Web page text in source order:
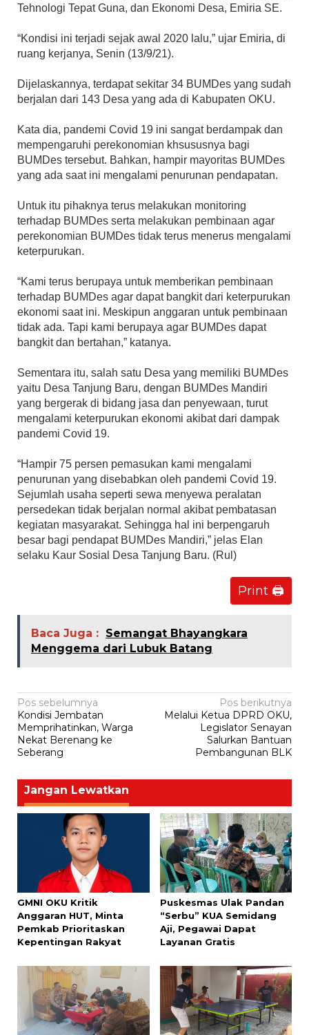
Tehnologi Tepat Guna, dan Ekonomi Desa, Emiria SE.
“Kondisi ini terjadi sejak awal 2020 lalu,” ujar Emiria, di
ruang kerjanya, Senin (13/9/21).
Dijelaskannya, terdapat sekitar 34 BUMDes yang sudah
berjalan dari 143 Desa yang ada di Kabupaten OKU.
Kata dia, pandemi Covid 19 ini sangat berdampak dan
mempengaruhi perekonomian khsususnya bagi
BUMDes tersebut. Bahkan, hampir mayoritas BUMDes
yang ada saat ini mengalami penurunan pendapatan.
Untuk itu pihaknya terus melakukan monitoring
terhadap BUMDes serta melakukan pembinaan agar
perekonomian BUMDes tidak terus menerus mengalami
keterpurukan.
“Kami terus berupaya untuk memberikan pembinaan
terhadap BUMDes agar dapat bangkit dari keterpurukan
ekonomi saat ini. Meskipun anggaran untuk pembinaan
tidak ada. Tapi kami berupaya agar BUMDes dapat
bangkit dan bertahan,” katanya.
Sementara itu, salah satu Desa yang memiliki BUMDes
yaitu Desa Tanjung Baru, dengan BUMDes Mandiri
yang bergerak di bidang jasa dan penyewaan, turut
mengalami keterpurukan ekonomi akibat dari dampak
pandemi Covid 19.
“Hampir 75 persen pemasukan kami mengalami
penurunan yang disebabkan oleh pandemi Covid 19.
Sejumlah usaha seperti sewa menyewa peralatan
persedekan tidak berjalan normal akibat pembatasan
kegiatan masyarakat. Sehingga hal ini berpengaruh
besar bagi pendapat BUMDes Mandiri,” jelas Elan
selaku Kaur Sosial Desa Tanjung Baru. (Rul)
Print 🖨
Baca Juga : Semangat Bhayangkara
Menggema dari Lubuk Batang
Navigasi
pos
Pos sebelumnya
Kondisi Jembatan
Memprihatinkan, Warga
Nekat Berenang ke
Seberang
Pos berikutnya
Melalui Ketua DPRD OKU,
Legislator Senayan
Salurkan Bantuan
Pembangunan BLK
Jangan Lewatkan
GMNI OKU Kritik
Anggaran HUT, Minta
Pemkab Prioritaskan
Kepentingan Rakyat
Puskesmas Ulak Pandan
“Serbu” KUA Semidang
Aji, Pegawai Dapat
Layanan Gratis